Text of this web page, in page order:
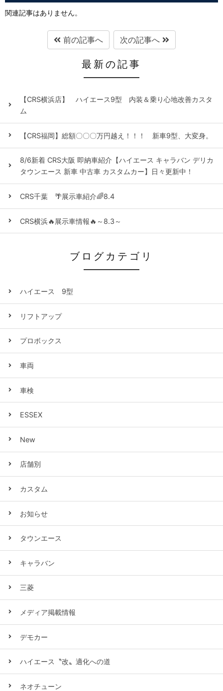
関連記事はありません。
前の記事へ 次の記事へ
最新の記事
【CRS横浜店】 ハイエース9型 内装＆乗り心地改善カスタ
ム
【CRS福岡】総額〇〇〇万円越え！！！ 新車9型、大変身。
8/6新着 CRS大阪 即納車紹介【ハイエース キャラバン デリカ
タウンエース 新車 中古車 カスタムカー】日々更新中！
CRS千葉 🌴展示車紹介🌈8.4
CRS横浜🔥展示車情報🔥～8.3～
ブログカテゴリ
ハイエース 9型
リフトアップ
プロボックス
車両
車検
ESSEX
New
店舗別
カスタム
お知らせ
タウンエース
キャラバン
三菱
メディア掲載情報
デモカー
ハイエース〝改〟適化への道
ネオチューン